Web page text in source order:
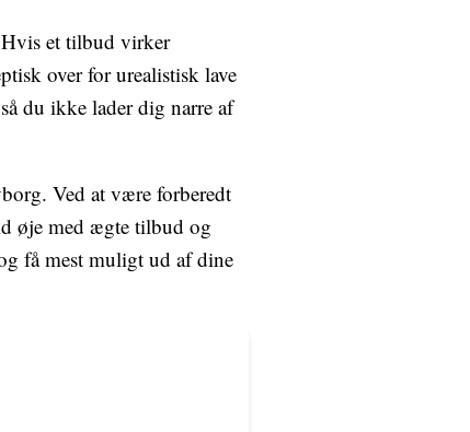
et tilbud virker
over for urealistisk lave
du ikke lader dig narre af
Ved at være forberedt
øje med ægte tilbud og
få mest muligt ud af dine